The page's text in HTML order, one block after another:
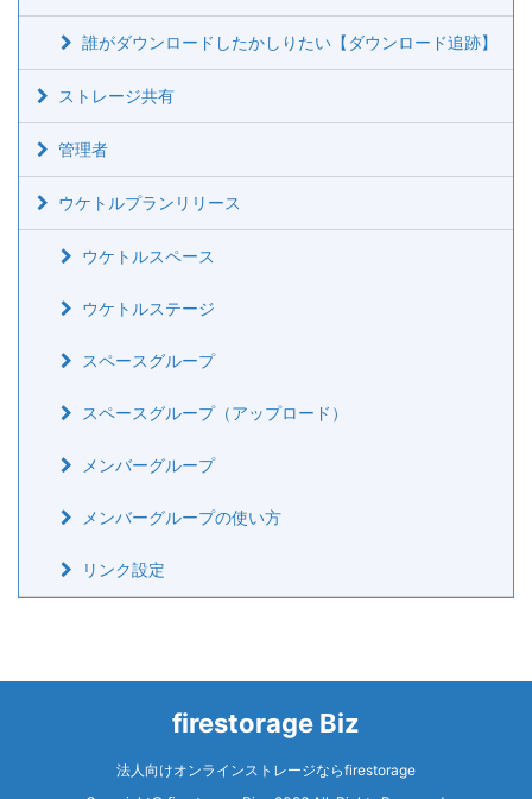
誰がダウンロードしたかしりたい【ダウンロード追跡】
ストレージ共有
管理者
ウケトルプランリリース
ウケトルスペース
ウケトルステージ
スペースグループ
スペースグループ（アップロード）
メンバーグループ
メンバーグループの使い方
リンク設定
firestorage Biz
法人向けオンラインストレージならfirestorage